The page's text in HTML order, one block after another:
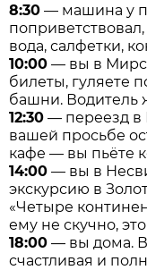
8:30 — машина у
вода, салфетки,
10:00 — вы в
билеты, гуляете
башни. Водитель
12:30 — переезд в
вашей просьбе
кафе — вы пьёте
14:00 — вы в
экскурсию в
«Четыре
ему не скучно,
18:00 — вы дома.
счастливая и